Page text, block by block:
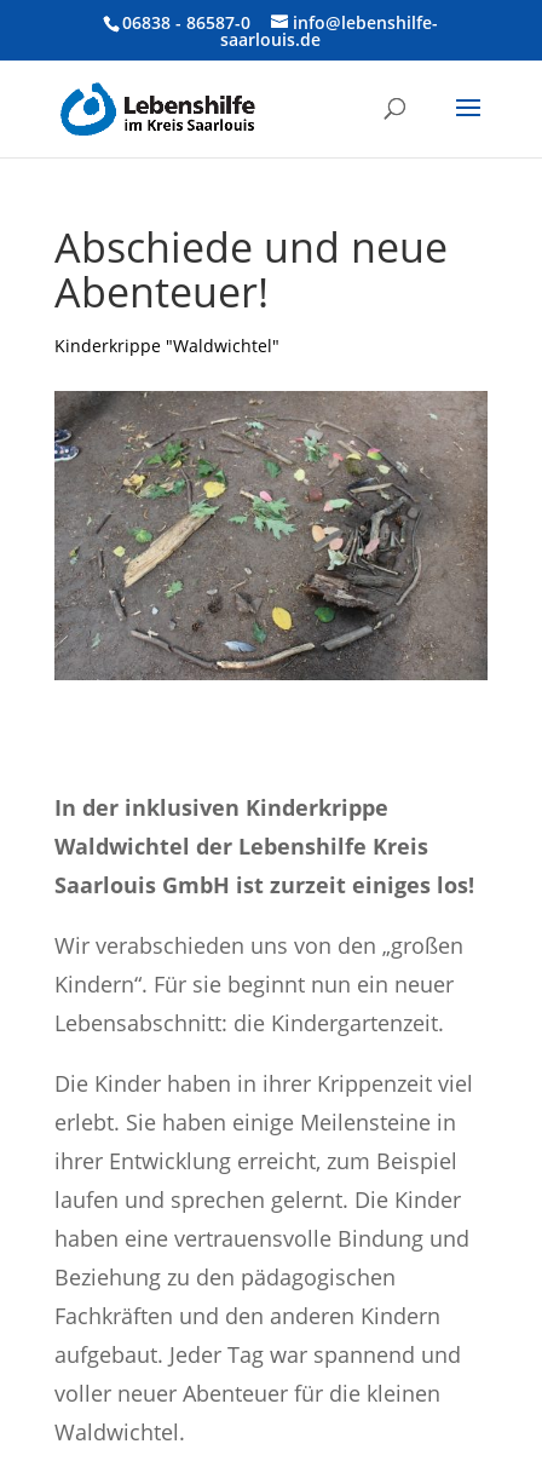
06838 - 86587-0 info@lebenshilfe-
saarlouis.de
Abschiede und neue
Abenteuer!
Kinderkrippe "Waldwichtel"
In der inklusiven Kinderkrippe
Waldwichtel der Lebenshilfe Kreis
Saarlouis GmbH ist zurzeit einiges los!
Wir verabschieden uns von den „großen
Kindern“. Für sie beginnt nun ein neuer
Lebensabschnitt: die Kindergartenzeit.
Die Kinder haben in ihrer Krippenzeit viel
erlebt. Sie haben einige Meilensteine in
ihrer Entwicklung erreicht, zum Beispiel
laufen und sprechen gelernt. Die Kinder
haben eine vertrauensvolle Bindung und
Beziehung zu den pädagogischen
Fachkräften und den anderen Kindern
aufgebaut. Jeder Tag war spannend und
voller neuer Abenteuer für die kleinen
Waldwichtel.